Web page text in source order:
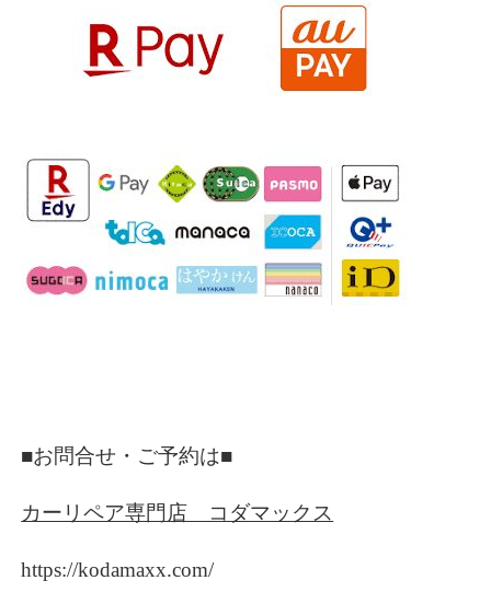
■お問合せ・ご予約は■
カーリペア専門店 コダマックス
https://kodamaxx.com/